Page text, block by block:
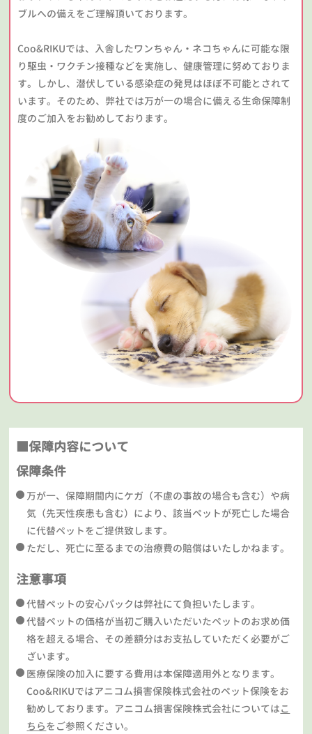
ブルへの備えをご理解頂いております。
Coo&RIKUでは、入舎したワンちゃん・ネコちゃんに可能な限
り駆虫・ワクチン接種などを実施し、健康管理に努めておりま
す。しかし、潜伏している感染症の発見はほぼ不可能とされて
います。そのため、弊社では万が一の場合に備える生命保障制
度のご加入をお勧めしております。
■保障内容について
保障条件
万が一、保障期間内にケガ（不慮の事故の場合も含む）や病
気（先天性疾患も含む）により、該当ペットが死亡した場合
に代替ペットをご提供致します。
ただし、死亡に至るまでの治療費の賠償はいたしかねます。
注意事項
代替ペットの安心パックは弊社にて負担いたします。
代替ペットの価格が当初ご購入いただいたペットのお求め価
格を超える場合、その差額分はお支払していただく必要がご
ざいます。
医療保険の加入に要する費用は本保障適用外となります。
Coo&RIKUではアニコム損害保険株式会社のペット保険をお
勧めしております。アニコム損害保険株式会社についてはこ
ちらをご参照ください。